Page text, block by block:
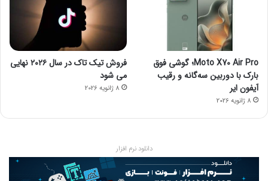
Moto X70 Air Pro؛ گوشی فوق
بارک با دوربین سه‌گانه و رقیب
آیفون ایر
8 ژانویه 2026
فروش تیک تاک در سال ۲۰۲۶ نهایی
می شود
8 ژانویه 2026
دانلود نرم افزار